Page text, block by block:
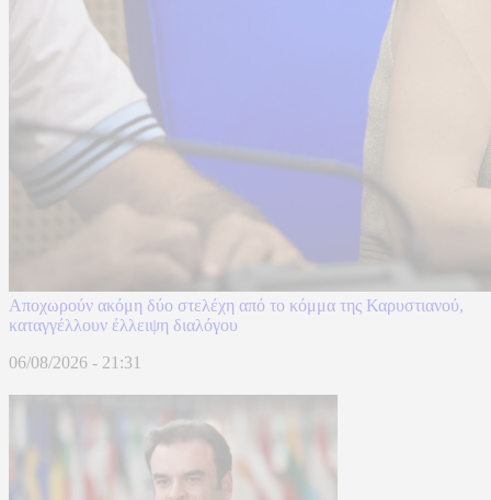
Αποχωρούν ακόμη δύο στελέχη από το κόμμα της Καρυστιανού,
καταγγέλλουν έλλειψη διαλόγου
06/08/2026 - 21:31